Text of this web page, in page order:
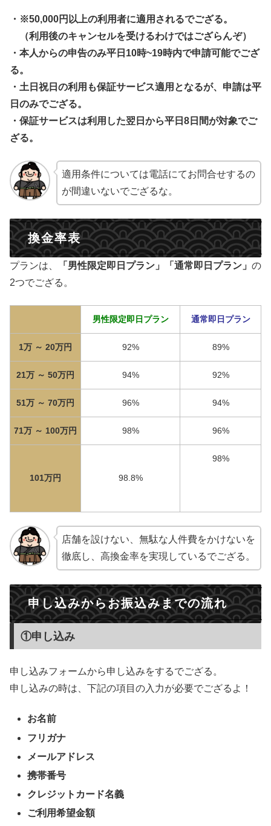
・※50,000円以上の利用者に適用されるでござる。
（利用後のキャンセルを受けるわけではござらんぞ）
・本人からの申告のみ平日10時~19時内で申請可能でござ
る。
・土日祝日の利用も保証サービス適用となるが、申請は平
日のみでござる。
・保証サービスは利用した翌日から平日8日間が対象でご
ざる。
適用条件については電話にてお問合せするの
が間違いないでござるな。
換金率表
プランは、 「男性限定即日プラン」「通常即日プラン」 の
2つでござる。
男性限定即日プラン 通常即日プラン
1万 ～ 20万円 92% 89%
21万 ～ 50万円 94% 92%
51万 ～ 70万円 96% 94%
71万 ～ 100万円 98% 96%
101万円 98.8%
98%
店舗を設けない、無駄な人件費をかけないを
徹底し、高換金率を実現しているでござる。
申し込みからお振込みまでの流れ
①申し込み
申し込みフォームから申し込みをするでござる。
申し込みの時は、下記の項目の入力が必要でござるよ！
お名前
フリガナ
メールアドレス
携帯番号
クレジットカード名義
ご利用希望金額